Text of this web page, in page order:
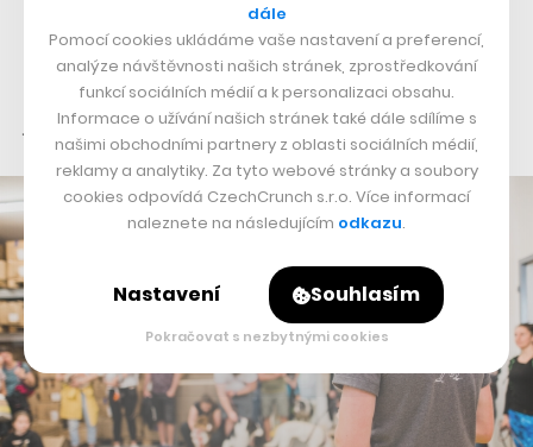
vysvětluje Cipro. Zároveň připomíná, že běhání
se psem je o určitých pudech, které má pes v sobě už
od vlka. Žene se za kořistí, kterou chce uštvat, a k tomu
je zapotřebí určitá vyzrálost.
dále
Pomocí cookies ukládáme vaše nastavení a preferencí,
analýze návštěvnosti našich stránek, zprostředkování
funkcí sociálních médií a k personalizaci obsahu.
Informace o užívání našich stránek také dále sdílíme s
našimi obchodními partnery z oblasti sociálních médií,
reklamy a analytiky. Za tyto webové stránky a soubory
cookies odpovídá CzechCrunch s.r.o. Více informací
naleznete na následujícím odkazu.
Nastavení Souhlasím
Pokračovat s nezbytnými cookies